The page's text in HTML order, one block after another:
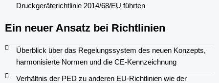
Druckgeräterichtlinie 2014/68/EU führten
Ein neuer Ansatz bei Richtlinien
Überblick über das Regelungssystem des neuen Konzepts,
harmonisierte Normen und die CE-Kennzeichnung
Verhältnis der PED zu anderen EU-Richtlinien wie der